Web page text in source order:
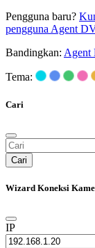
Pengguna baru?
pengguna Agent
Bandingkan: Agent
Tema:
Cari
Cari
Wizard Koneksi
IP